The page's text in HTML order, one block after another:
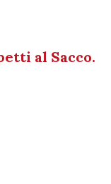
al Sacco.